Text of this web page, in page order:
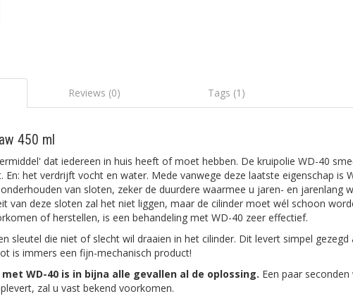
Reviews (0) Tags (1)
450 ml
dat iedereen in huis heeft of moet hebben. De kruipolie WD-40
En: het verdrijft vocht en water. Mede vanwege deze laatste eigenschap is
van sloten, zeker de duurdere waarmee u jaren- en jarenlang
van deze sloten zal het niet liggen, maar de cilinder moet wél schoon
of herstellen, is een behandeling met WD-40 zeer effectief.
sleutel die niet of slecht wil draaien in het cilinder. Dit levert simpel gezegd
is immers een fijn-mechanisch product!
WD-40 is in bijna alle gevallen al de oplossing. Een paar
zal u vast bekend voorkomen.